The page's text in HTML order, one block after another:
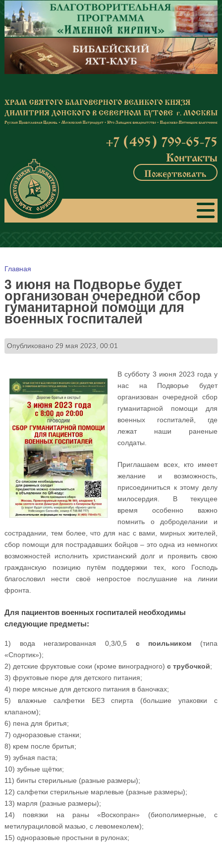
Перейти к основному содержанию
+7 (495) 799-65-75
Контакты
Пожертвовать
Вы здесь
Главная
3 июня на Подворье будет
организован очередной сбор
гуманитарной помощи для
военных госпиталей
Опубликовано 29 мая 2023, 00:01
В субботу 3 июня 2023 года у
нас на Подворье будет
организован очередной сбор
гуманитарной помощи для
военных госпиталей, где
лежат наши раненые
солдаты.
Приглашаем всех, кто имеет
желание и возможность,
присоединиться к этому делу
милосердия. В текущее
время особенно важно
помнить о доброделании и
сострадании, тем более, что для нас с вами, мирных жителей,
сбор помощи для пострадавших бойцов – это одна из немногих
возможностей исполнить христианский долг и проявить свою
гражданскую позицию путём поддержки тех, кого Господь
благословил нести своё непростое послушание на линии
фронта.
Для пациентов военных госпиталей необходимы
следующие предметы:
1) вода негазированная 0,3/0,5 с поильником (типа
«Спортик»);
2) детские фруктовые соки (кроме виноградного) с трубочкой;
3) фруктовые пюре для детского питания;
4) пюре мясные для детского питания в баночках;
5) влажные салфетки БЕЗ спирта (большие упаковки с
клапаном);
6) пена для бритья;
7) одноразовые станки;
8) крем после бритья;
9) зубная паста;
10) зубные щётки;
11) бинты стерильные (разные размеры);
12) салфетки стерильные марлевые (разные размеры);
13) марля (разные размеры);
14) повязки на раны «Воскопран» (биополимерные, с
метилурациловой мазью, с левомеколем);
15) одноразовые простыни в рулонах;